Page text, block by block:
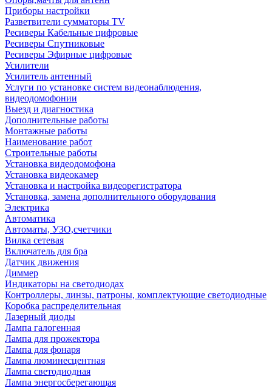
Приборы настройки
Разветвители сумматоры TV
Ресиверы Кабельные цифровые
Ресиверы Спутниковые
Ресиверы Эфирные цифровые
Усилители
Усилитель антенный
Услуги по установке систем видеонаблюдения,
видеодомофонии
Выезд и диагностика
Дополнительные работы
Монтажные работы
Наименование работ
Строительные работы
Установка видеодомофона
Установка видеокамер
Установка и настройка видеорегистратора
Установка, замена дополнительного оборудования
Электрика
Автоматика
Автоматы, УЗО,счетчики
Вилка сетевая
Включатель для бра
Датчик движения
Диммер
Индикаторы на светодиодах
Контроллеры, линзы, патроны, комплектующие светодиодные
Коробка распределительная
Лазерный диоды
Лампа галогенная
Лампа для прожектора
Лампа для фонаря
Лампа люминесцентная
Лампа светодиодная
Лампа энергосберегающая